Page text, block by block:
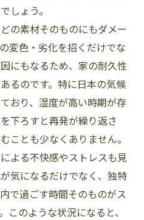
しょう。
の素材そのものにもダメー
変色・劣化を招くだけでな
にもなるため、家の耐久性
るのです。特に日本の気候
おり、湿度が高い時期が存
下ろすと再発が繰り返さ
ことも少なくありません。
よる不快感やストレスも見
気になるだけでなく、独特
で過ごす時間そのものがス
このような状況になると、